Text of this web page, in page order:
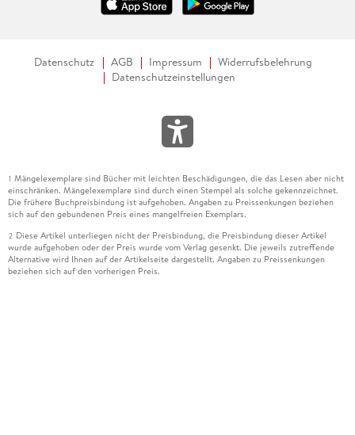
Datenschutz AGB Impressum
Widerrufsbelehrung
Datenschutzeinstellungen
1 Mängelexemplare sind Bücher mit leichten Beschädigungen, die das Lesen aber nicht
einschränken. Mängelexemplare sind durch einen Stempel als solche gekennzeichnet.
Die frühere Buchpreisbindung ist aufgehoben. Angaben zu Preissenkungen beziehen
sich auf den gebundenen Preis eines mangelfreien Exemplars.
2 Diese Artikel unterliegen nicht der Preisbindung, die Preisbindung dieser Artikel
wurde aufgehoben oder der Preis wurde vom Verlag gesenkt. Die jeweils zutreffende
Alternative wird Ihnen auf der Artikelseite dargestellt. Angaben zu Preissenkungen
beziehen sich auf den vorherigen Preis.